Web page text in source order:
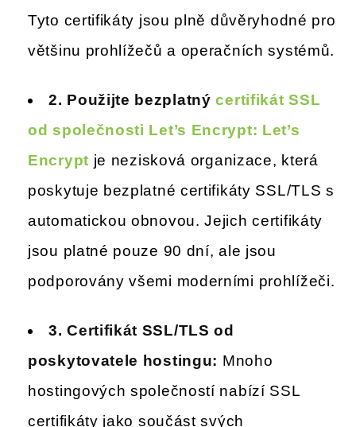
Tyto certifikáty jsou plně důvěryhodné pro
většinu prohlížečů a operačních systémů.
2. Použijte bezplatnýcertifikát SSL
od společnosti Let’s Encrypt: Let’s
Encrypt je nezisková organizace, která
poskytuje bezplatné certifikáty SSL/TLS s
automatickou obnovou. Jejich certifikáty
jsou platné pouze 90 dní, ale jsou
podporovány všemi moderními prohlížeči.
3. Certifikát SSL/TLS od
poskytovatele hostingu: Mnoho
hostingových společností nabízí SSL
certifikáty jako součást svých